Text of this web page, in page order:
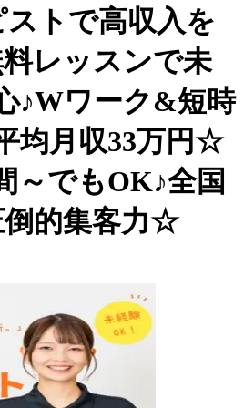
トで高収入を
レッスンで未
♪Wワーク&短時
均月収33万円☆
～でもOK♪全国
倒的集客力☆